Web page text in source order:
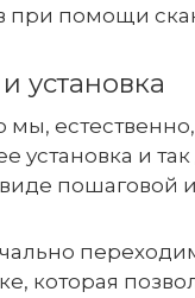
при помощи
установка
мы,
установка и
пошаговой
которая